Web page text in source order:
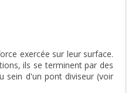
exercée sur leur surface.
ils se terminent par des
sein d'un pont diviseur (voir